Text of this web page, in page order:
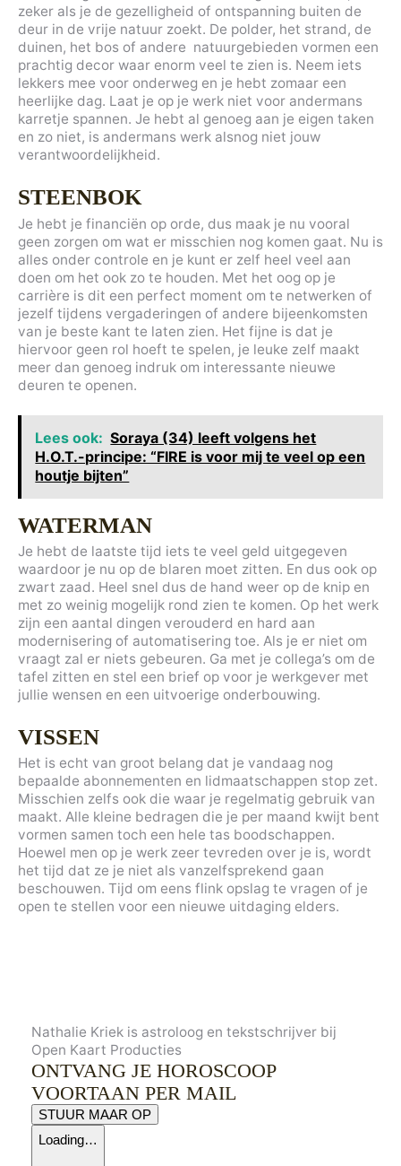
zeker als je de gezelligheid of ontspanning buiten de
deur in de vrije natuur zoekt. De polder, het strand, de
duinen, het bos of andere natuurgebieden vormen een
prachtig decor waar enorm veel te zien is. Neem iets
lekkers mee voor onderweg en je hebt zomaar een
heerlijke dag. Laat je op je werk niet voor andermans
karretje spannen. Je hebt al genoeg aan je eigen taken
en zo niet, is andermans werk alsnog niet jouw
verantwoordelijkheid.
STEENBOK
Je hebt je financiën op orde, dus maak je nu vooral
geen zorgen om wat er misschien nog komen gaat. Nu is
alles onder controle en je kunt er zelf heel veel aan
doen om het ook zo te houden. Met het oog op je
carrière is dit een perfect moment om te netwerken of
jezelf tijdens vergaderingen of andere bijeenkomsten
van je beste kant te laten zien. Het fijne is dat je
hiervoor geen rol hoeft te spelen, je leuke zelf maakt
meer dan genoeg indruk om interessante nieuwe
deuren te openen.
Lees ook: Soraya (34) leeft volgens het
H.O.T.-principe: “FIRE is voor mij te veel op een
houtje bijten”
WATERMAN
Je hebt de laatste tijd iets te veel geld uitgegeven
waardoor je nu op de blaren moet zitten. En dus ook op
zwart zaad. Heel snel dus de hand weer op de knip en
met zo weinig mogelijk rond zien te komen. Op het werk
zijn een aantal dingen verouderd en hard aan
modernisering of automatisering toe. Als je er niet om
vraagt zal er niets gebeuren. Ga met je collega’s om de
tafel zitten en stel een brief op voor je werkgever met
jullie wensen en een uitvoerige onderbouwing.
VISSEN
Het is echt van groot belang dat je vandaag nog
bepaalde abonnementen en lidmaatschappen stop zet.
Misschien zelfs ook die waar je regelmatig gebruik van
maakt. Alle kleine bedragen die je per maand kwijt bent
vormen samen toch een hele tas boodschappen.
Hoewel men op je werk zeer tevreden over je is, wordt
het tijd dat ze je niet als vanzelfsprekend gaan
beschouwen. Tijd om eens flink opslag te vragen of je
open te stellen voor een nieuwe uitdaging elders.
Nathalie Kriek is astroloog en tekstschrijver bij
Open Kaart Producties
ONTVANG JE HOROSCOOP
VOORTAAN PER MAIL
STUUR MAAR OP
Loading…